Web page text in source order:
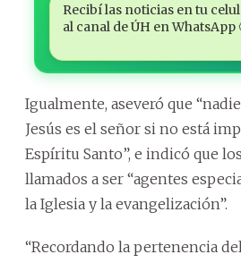
Recibí las noticias en tu
al canal de ÚH en WhatsApp
Igualmente, aseveró que
Jesús es el señor si no está
Espíritu Santo”, e indicó que
llamados a ser “agentes
la Iglesia y la evangelización”.
“Recordando la pertenencia